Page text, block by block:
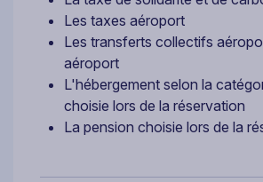
Les taxes aéroport
Les transferts collectifs
aéroport
L'hébergement selon la
choisie lors de la réservation
La pension choisie lors de la